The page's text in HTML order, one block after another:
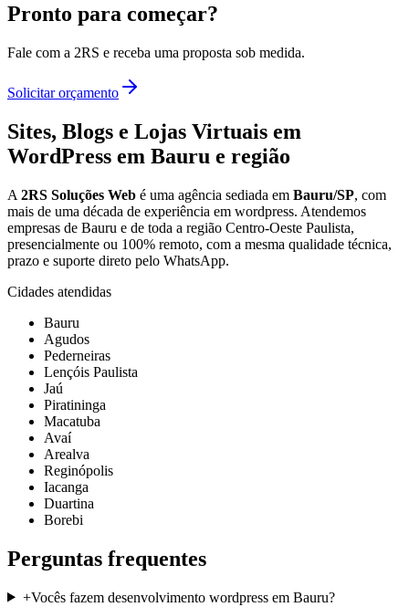
Pronto para começar?
Fale com a 2RS e receba uma proposta sob medida.
Solicitar orçamento
Sites, Blogs e Lojas Virtuais em
WordPress em Bauru e região
A 2RS Soluções Web é uma agência sediada em Bauru/SP, com
mais de uma década de experiência em wordpress. Atendemos
empresas de Bauru e de toda a região Centro-Oeste Paulista,
presencialmente ou 100% remoto, com a mesma qualidade técnica,
prazo e suporte direto pelo WhatsApp.
Cidades atendidas
Bauru
Agudos
Pederneiras
Lençóis Paulista
Jaú
Piratininga
Macatuba
Avaí
Arealva
Reginópolis
Iacanga
Duartina
Borebi
Perguntas frequentes
+Vocês fazem desenvolvimento wordpress em Bauru?